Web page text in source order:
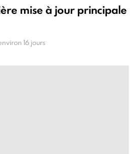
mise à jour principale
16 jours